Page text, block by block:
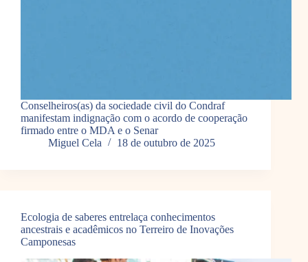
Conselheiros(as) da sociedade civil do Condraf
manifestam indignação com o acordo de cooperação
firmado entre o MDA e o Senar
Miguel Cela
18 de outubro de 2025
Ecologia de saberes entrelaça conhecimentos
ancestrais e acadêmicos no Terreiro de Inovações
Camponesas